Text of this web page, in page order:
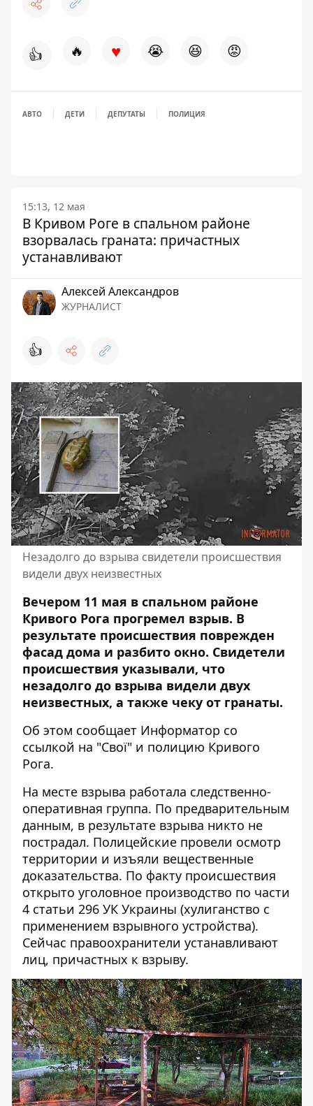
👍 🔥 ♥ 😭 😆 😡
АВТО ДЕТИ ДЕПУТАТЫ ПОЛИЦИЯ
15:13, 12 мая
В Кривом Роге в спальном районе
взорвалась граната: причастных
устанавливают
Алексей Александров
ЖУРНАЛИСТ
👍
Незадолго до взрыва свидетели происшествия
видели двух неизвестных
Вечером 11 мая в спальном районе
Кривого Рога прогремел взрыв. В
результате происшествия поврежден
фасад дома и разбито окно. Свидетели
происшествия указывали, что
незадолго до взрыва видели двух
неизвестных, а также чеку от гранаты.
Об этом сообщает Информатор со
ссылкой на "Свої" и полицию Кривого
Рога.
На месте взрыва работала следственно-
оперативная группа. По предварительным
данным, в результате взрыва никто не
пострадал. Полицейские провели осмотр
территории и изъяли вещественные
доказательства. По факту происшествия
открыто уголовное производство по части
4 статьи 296 УК Украины (хулиганство с
применением взрывного устройства).
Сейчас правоохранители устанавливают
лиц, причастных к взрыву.